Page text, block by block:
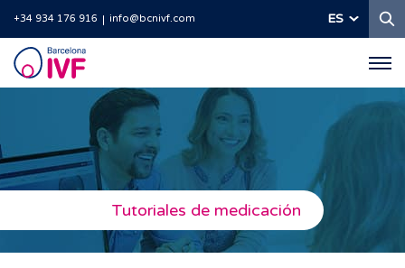
+34 934 176 916 info@bcnivf.com ES
Barcelona
IVF
Tutoriales de medicación